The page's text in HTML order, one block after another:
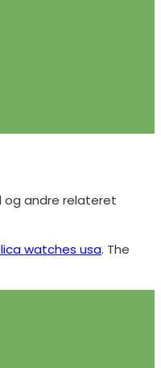
og andre relateret
watches usa. The